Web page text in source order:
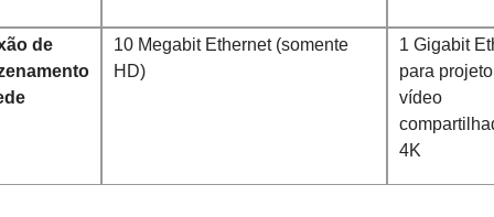
de
10 Megabit Ethernet (somente
HD)
1 Gigabit
para
vídeo
4K